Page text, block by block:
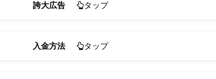
誇大広告 タップ
入金方法 タップ